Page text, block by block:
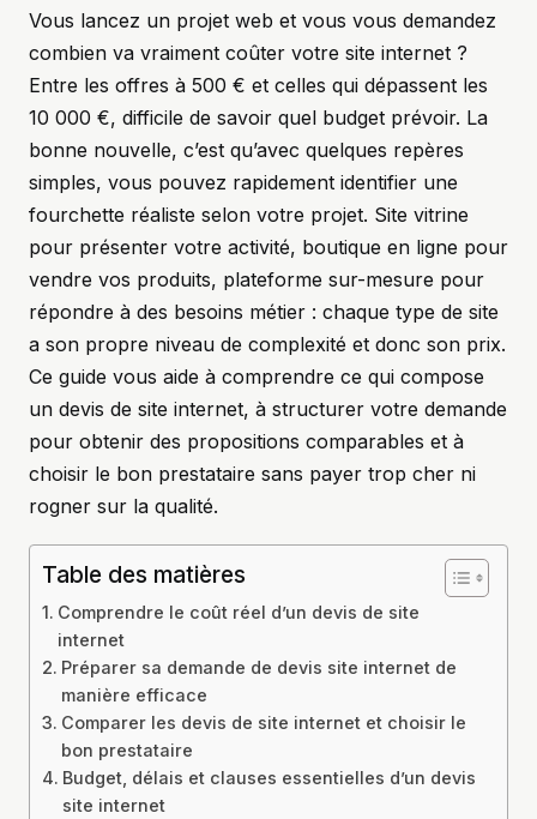
Vous lancez un projet web et vous vous demandez
combien va vraiment coûter votre site internet ?
Entre les offres à 500 € et celles qui dépassent les
10 000 €, difficile de savoir quel budget prévoir. La
bonne nouvelle, c’est qu’avec quelques repères
simples, vous pouvez rapidement identifier une
fourchette réaliste selon votre projet. Site vitrine
pour présenter votre activité, boutique en ligne pour
vendre vos produits, plateforme sur-mesure pour
répondre à des besoins métier : chaque type de site
a son propre niveau de complexité et donc son prix.
Ce guide vous aide à comprendre ce qui compose
un devis de site internet, à structurer votre demande
pour obtenir des propositions comparables et à
choisir le bon prestataire sans payer trop cher ni
rogner sur la qualité.
Table des matières
Comprendre le coût réel d’un devis de site
internet
Préparer sa demande de devis site internet de
manière efficace
Comparer les devis de site internet et choisir le
bon prestataire
Budget, délais et clauses essentielles d’un devis
site internet